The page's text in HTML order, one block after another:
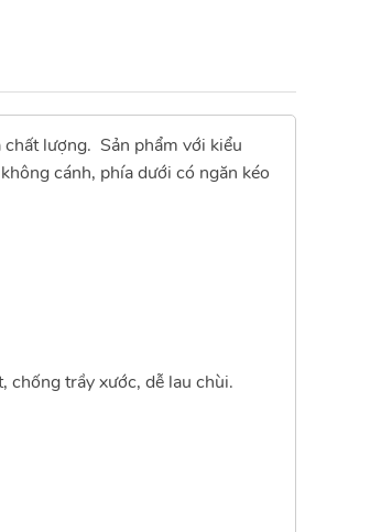
lượng. Sản phẩm với kiểu
cánh, phía dưới có ngăn kéo
chống trầy xước, dễ lau chùi.